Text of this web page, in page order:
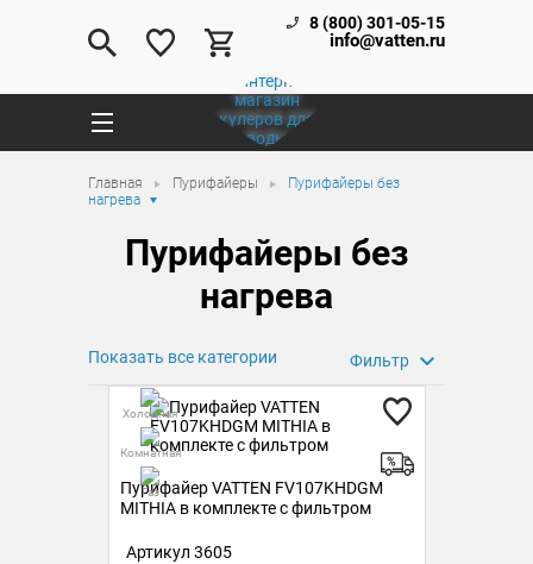
8 (800) 301-05-15
info@vatten.ru
Главная Пурифайеры
Пурифайеры без
нагрева
Пурифайеры без
нагрева
Показать все категории Фильтр
Холодная
Комнатная
Газ
Пурифайер VATTEN FV107KHDGM
MITHIA в комплекте с фильтром
Артикул 3605